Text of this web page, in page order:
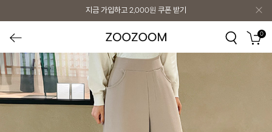
지금 가입하고 2,000원 쿠폰 받기
0